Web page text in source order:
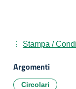
Stampa /
Argomenti
Circolari